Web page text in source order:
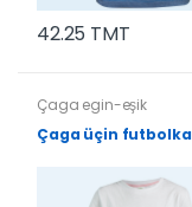
42.25 TMT
Çaga egin-eşik
Çaga üçin futbolka